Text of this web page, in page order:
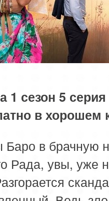
1 сезон 5 серия
в хорошем
в брачную
Рада, увы, уже